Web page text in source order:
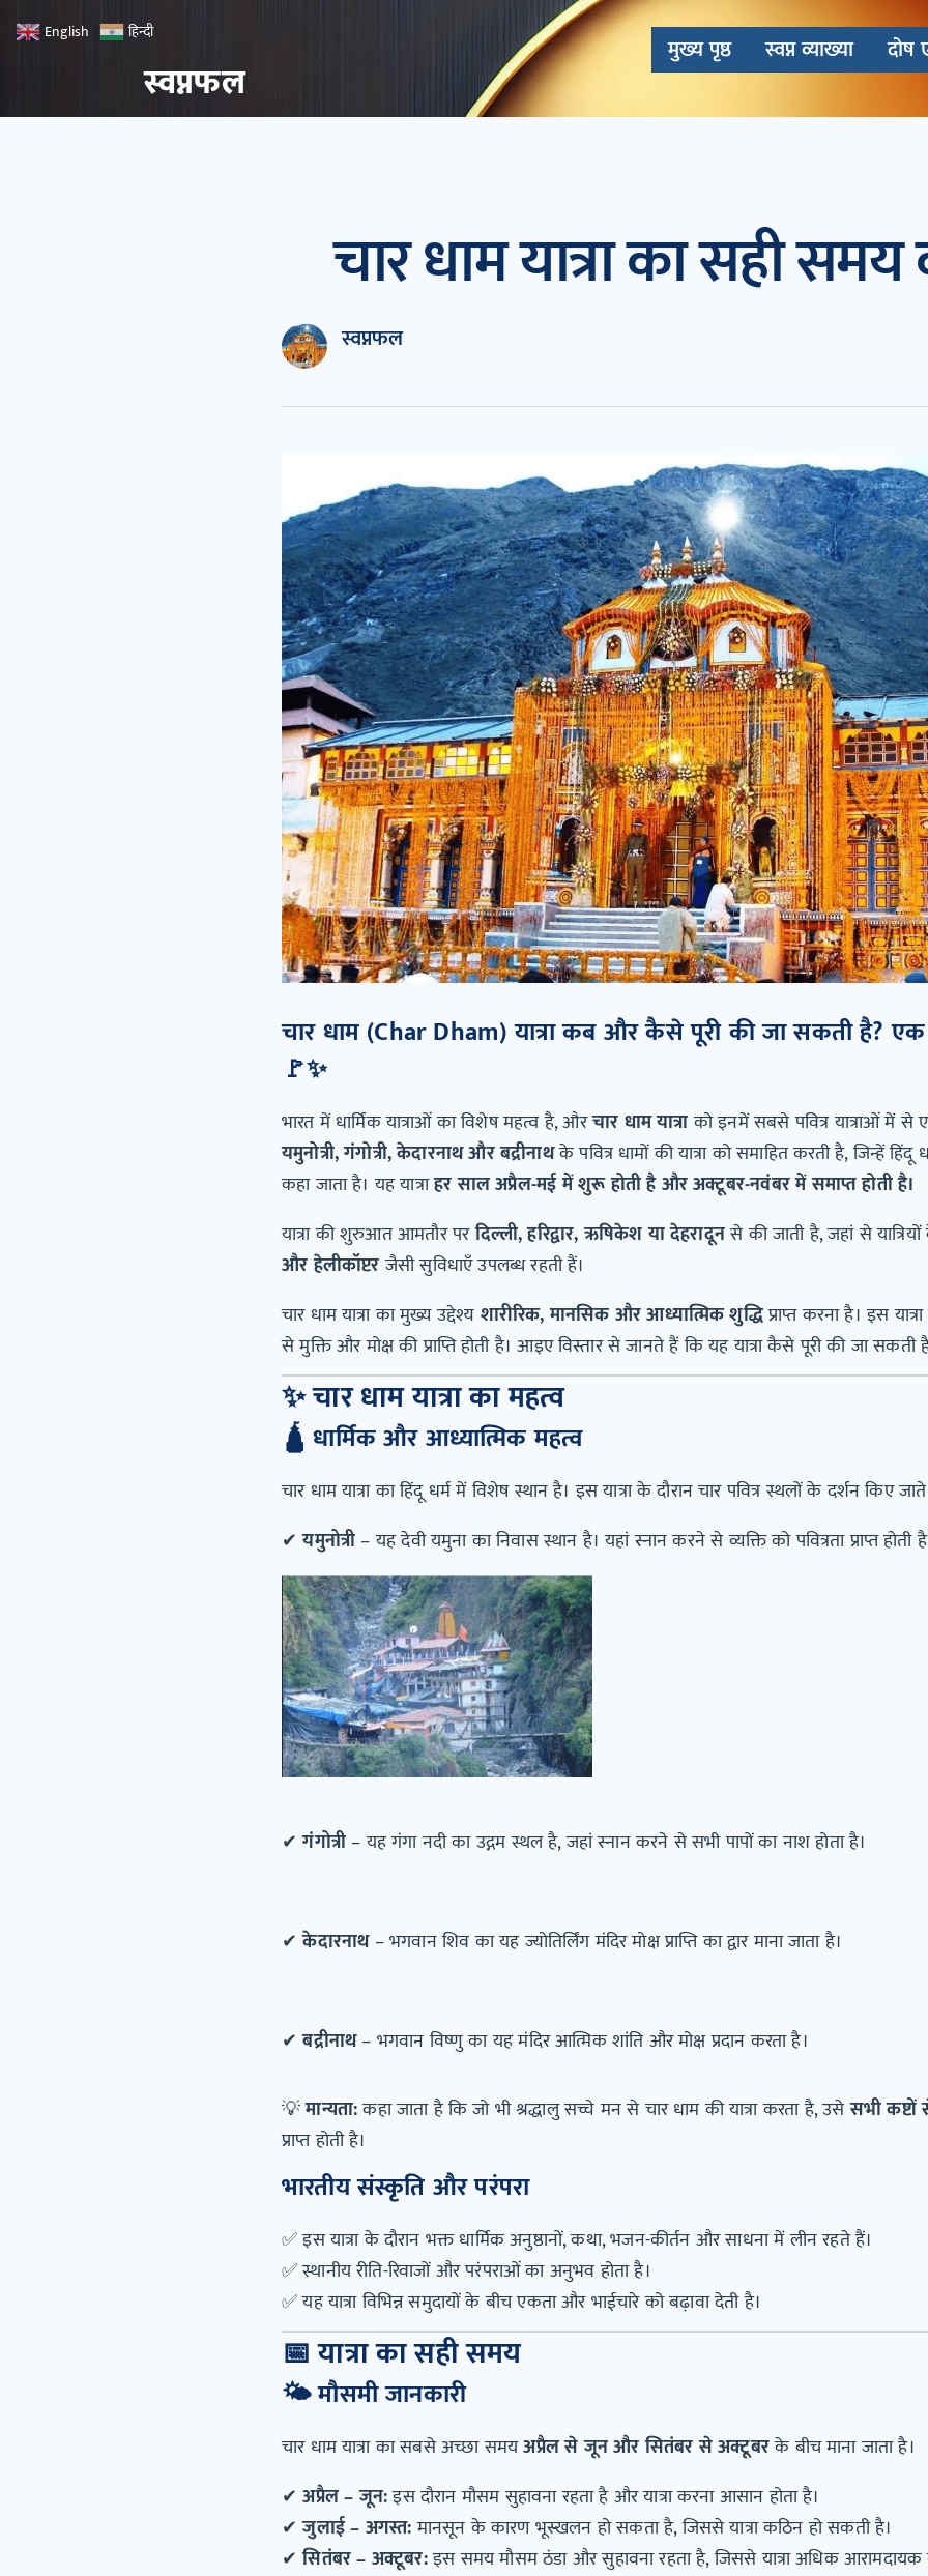
स्वप्नफल
मुख्य पृष्ठ स्वप्न व्याख्या दोष
चार धाम यात्रा का सही समय
स्वप्नफल
चार धाम (Char Dham) यात्रा कब और कैसे पूरी की जा सकती है? एक
🚩✨
भारत में धार्मिक यात्राओं का विशेष महत्व है, औरचार धाम यात्राको इनमें सबसे पवित्र यात्राओं में से
यमुनोत्री, गंगोत्री, केदारनाथ और बद्रीनाथके पवित्र धामों की यात्रा को समाहित करती है, जिन्हें हिंदू
कहा जाता है। यह यात्राहर साल अप्रैल-मई में शुरू होती है और अक्टूबर-नवंबर में समाप्त होती है।
यात्रा की शुरुआत आमतौर परदिल्ली, हरिद्वार, ऋषिकेश या देहरादूनसे की जाती है, जहां से
और हेलीकॉप्टरजैसी सुविधाएँ उपलब्ध रहती हैं।
चार धाम यात्रा का मुख्य उद्देश्य शारीरिक, मानसिक और आध्यात्मिक शुद्धिप्राप्त करना है। इस
से मुक्ति और मोक्ष की प्राप्ति होती है। आइए विस्तार से जानते हैं कि यह यात्रा कैसे पूरी की जा सकती
✨चार धाम यात्रा का महत्व
🛕धार्मिक और आध्यात्मिक महत्व
चार धाम यात्रा का हिंदू धर्म में विशेष स्थान है। इस यात्रा के दौरान चार पवित्र स्थलों के दर्शन किए
✔यमुनोत्री – यह देवी यमुना का निवास स्थान है। यहां स्नान करने से व्यक्ति को पवित्रता प्राप्त होती
✔गंगोत्री – यह गंगा नदी का उद्गम स्थल है, जहां स्नान करने से सभी पापों का नाश होता है।
✔केदारनाथ– भगवान शिव का यह ज्योतिर्लिंग मंदिर मोक्ष प्राप्ति का द्वार माना जाता है।
✔बद्रीनाथ– भगवान विष्णु का यह मंदिर आत्मिक शांति और मोक्ष प्रदान करता है।
💡मान्यता:कहा जाता है कि जो भी श्रद्धालु सच्चे मन से चार धाम की यात्रा करता है, उसेसभी
प्राप्त होती है।
भारतीय संस्कृति और परंपरा
✅ इस यात्रा के दौरान भक्त धार्मिक अनुष्ठानों, कथा, भजन-कीर्तन और साधना में लीन रहते हैं।
✅ स्थानीय रीति-रिवाजों और परंपराओं का अनुभव होता है।
✅ यह यात्रा विभिन्न समुदायों के बीच एकता और भाईचारे को बढ़ावा देती है।
📅यात्रा का सही समय
🌤️मौसमी जानकारी
चार धाम यात्रा का सबसे अच्छा समयअप्रैल से जून और सितंबर से अक्टूबरके बीच माना जाता है।
✔अप्रैल – जून:इस दौरान मौसम सुहावना रहता है और यात्रा करना आसान होता है।
✔जुलाई – अगस्त:मानसून के कारण भूस्खलन हो सकता है, जिससे यात्रा कठिन हो सकती है।
✔सितंबर – अक्टूबर:इस समय मौसम ठंडा और सुहावना रहता है, जिससे यात्रा अधिक आरामदायक
English हिन्दी